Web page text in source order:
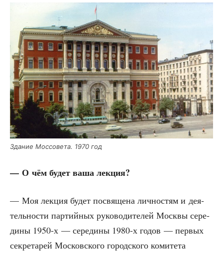
Зда­ние Мос­со­ве­та. 1970 год
— О чём будет ваша лекция?
— Моя лек­ция будет посвя­ще­на лич­но­стям и дея­
тель­но­сти пар­тий­ных руко­во­ди­те­лей Моск­вы сере­
ди­ны 1950‑х — сере­ди­ны 1980‑х годов — пер­вых
сек­ре­та­рей Мос­ков­ско­го город­ско­го коми­те­та